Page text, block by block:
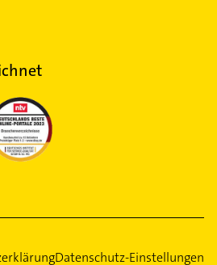
Datenschutz-Einstellungen